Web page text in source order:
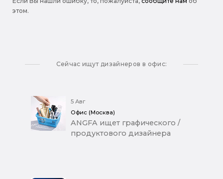
этом.
Сейчас ищут дизайнеров в офис:
5 Авг
Офис (Москва)
ANGFA ищет графического /
продуктового дизайнера